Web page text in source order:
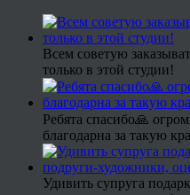
Всем советую
только в этой студии!
Ребята спасибо🙏
благодарна за такую
Удивить супруга